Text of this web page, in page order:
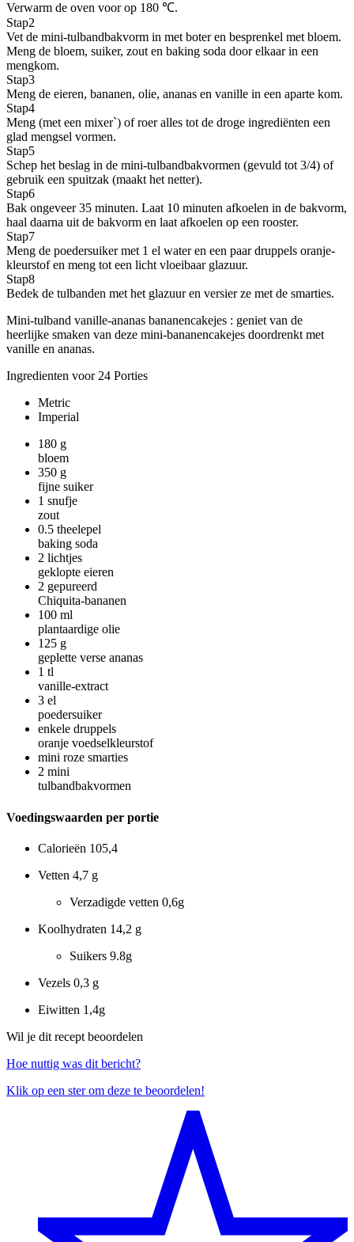
Verwarm de oven voor op 180 ℃.
Stap2
Vet de mini-tulbandbakvorm in met boter en besprenkel met bloem.
Meng de bloem, suiker, zout en baking soda door elkaar in een
mengkom.
Stap3
Meng de eieren, bananen, olie, ananas en vanille in een aparte kom.
Stap4
Meng (met een mixer`) of roer alles tot de droge ingrediënten een
glad mengsel vormen.
Stap5
Schep het beslag in de mini-tulbandbakvormen (gevuld tot 3/4) of
gebruik een spuitzak (maakt het netter).
Stap6
Bak ongeveer 35 minuten. Laat 10 minuten afkoelen in de bakvorm,
haal daarna uit de bakvorm en laat afkoelen op een rooster.
Stap7
Meng de poedersuiker met 1 el water en een paar druppels oranje-
kleurstof en meng tot een licht vloeibaar glazuur.
Stap8
Bedek de tulbanden met het glazuur en versier ze met de smarties.
Mini-tulband vanille-ananas bananencakejes : geniet van de
heerlijke smaken van deze mini-bananencakejes doordrenkt met
vanille en ananas.
Ingredienten voor 24 Porties
Metric
Imperial
180 g
bloem
350 g
fijne suiker
1 snufje
zout
0.5 theelepel
baking soda
2 lichtjes
geklopte eieren
2 gepureerd
Chiquita-bananen
100 ml
plantaardige olie
125 g
geplette verse ananas
1 tl
vanille-extract
3 el
poedersuiker
enkele druppels
oranje voedselkleurstof
mini roze smarties
2 mini
tulbandbakvormen
Voedingswaarden per portie
Calorieën 105,4
Vetten 4,7 g
Verzadigde vetten 0,6g
Koolhydraten 14,2 g
Suikers 9.8g
Vezels 0,3 g
Eiwitten 1,4g
Wil je dit recept beoordelen
Hoe nuttig was dit bericht?
Klik op een ster om deze te beoordelen!